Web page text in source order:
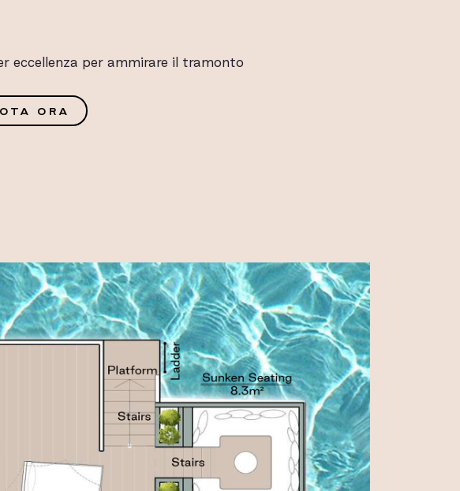
eccellenza per ammirare il tramonto
ORA